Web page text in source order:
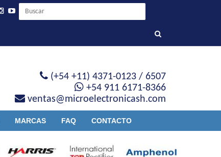
MARCAS FAQ CONTACTO
(+54 +11) 4371-0123 / 6507
+54 911 6171-8366
ventas@microelectronicash.com